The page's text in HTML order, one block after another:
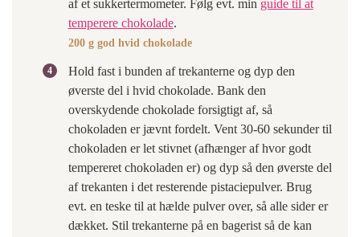
af et sukkertermometer. Følg evt. min guide til at
temperere chokolade.
200 g god hvid chokolade
Hold fast i bunden af trekanterne og dyp den
øverste del i hvid chokolade. Bank den
overskydende chokolade forsigtigt af, så
chokoladen er jævnt fordelt. Vent 30-60 sekunder til
chokoladen er let stivnet (afhænger af hvor godt
tempereret chokoladen er) og dyp så den øverste del
af trekanten i det resterende pistaciepulver. Brug
evt. en teske til at hælde pulver over, så alle sider er
dækket. Stil trekanterne på en bagerist så de kan